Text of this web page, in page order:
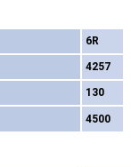
6R
4257
130
4500